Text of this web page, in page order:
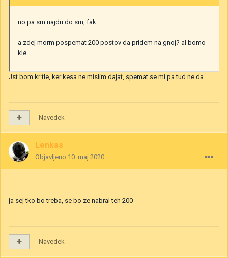
no pa sm najdu do sm, fak
a zdej morm pospemat 200 postov da pridem na gnoj? al bomo
kle
Jst bom kr tle, ker kesa ne mislim dajat, spemat se mi pa tud ne da.
Navedek
Lenkas
Objavljeno 10. maj 2020
ja sej tko bo treba, se bo ze nabral teh 200
Navedek